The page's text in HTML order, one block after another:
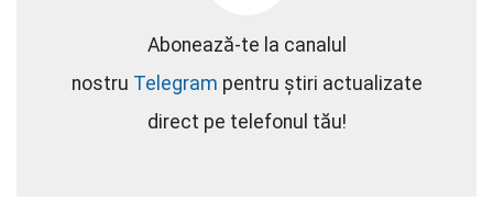
Abonează-te la canalul
nostru Telegram pentru știri actualizate
direct pe telefonul tău!